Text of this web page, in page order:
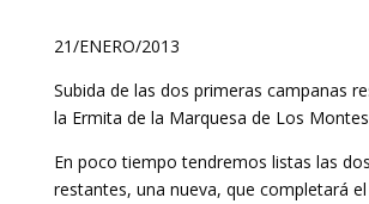
21/ENERO/2013
Subida de las dos primeras campanas
la Ermita de la Marquesa de Los
En poco tiempo tendremos listas las
restantes, una nueva, que completará